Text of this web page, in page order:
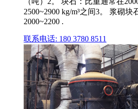
2500~2900 kg/m³之间3。 浆砌
2000~2200 .
联系电话: 180 3780 8511